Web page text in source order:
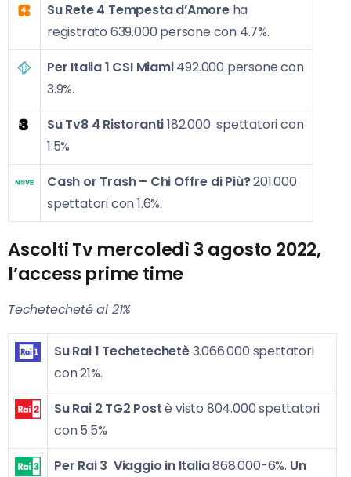
Su Rete 4 Tempesta d’Amore ha
registrato 639.000 persone con 4.7%.
Per Italia 1 CSI Miami492.000 persone con
3.9%.
Su Tv8 4 Ristoranti182.000 spettatori con
1.5%
Cash or Trash – Chi Offre di Più?201.000
spettatori con 1.6%.
Ascolti Tv mercoledì 3 agosto 2022,
l’access prime time
Techetecheté al 21%
Su Rai 1 Techetechetè3.066.000 spettatori
con 21%.
Su Rai 2 TG2 Postè visto 804.000 spettatori
con 5.5%
Per Rai 3 Viaggio in Italia868.000-6%. Un